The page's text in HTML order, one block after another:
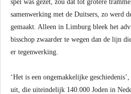
spel was gezet, zou dat tot grotere
samenwerking met de Duitsers, zo werd
gemaakt. Alleen in Limburg bleek het
bisschop zwaarder te wegen dan de lijn
er tegenwerking.
‘Het is een ongemakkelijke
uit, die uiteindelijk 140.000 Joden in